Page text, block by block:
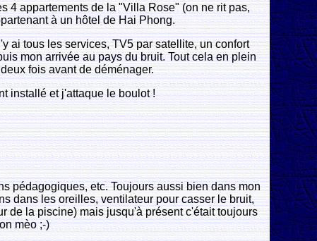
4 appartements de la "Villa Rose" (on ne rit pas,
à un hôtel de Hai Phong.
ai tous les services, TV5 par satellite, un confort
mon arrivée au pays du bruit. Tout cela en plein
fois avant de déménager.
installé et j'attaque le boulot !
pédagogiques, etc. Toujours aussi bien dans mon
dans les oreilles, ventilateur pour casser le bruit,
de la piscine) mais jusqu'à présent c'était toujours
mèo ;-)